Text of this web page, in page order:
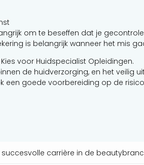
om te beseffen dat je
is belangrijk wanneer het mis
voor Huidspecialist Opleidingen.
de huidverzorging, en het veilig
een goede voorbereiding op de
dat het verzekeren van jezelf en je
carrière in de